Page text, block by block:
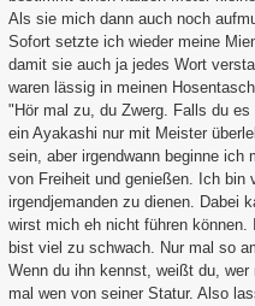
Als sie mich dann auch noch
Sofort setzte ich wieder meine
damit sie auch ja jedes Wort
waren lässig in meinen
"Hör mal zu, du Zwerg. Falls du
ein Ayakashi nur mit Meister
sein, aber irgendwann beginne
von Freiheit und genießen. Ich bin
irgendjemanden zu dienen. Dabei
wirst mich eh nicht führen
bist viel zu schwach. Nur mal so
Wenn du ihn kennst, weißt du,
mal wen von seiner Statur. Also